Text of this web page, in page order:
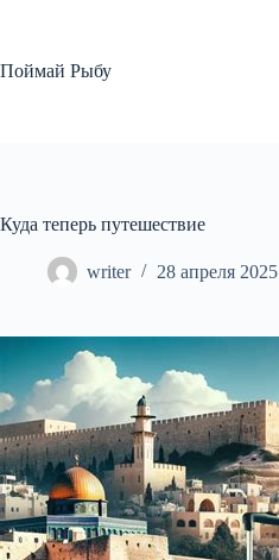
Поймай Рыбу
Куда теперь путешествие
writer 28 апреля 2025